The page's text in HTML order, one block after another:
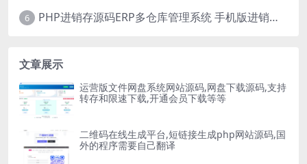
6 PHP进销存源码ERP多仓库管理系统 手机版进销存 php网络版进销存小程序
文章展示
运营版文件网盘系统网站源码,网盘下载源码,支持
转存和限速下载,开通会员下载等等
二维码在线生成平台,短链接生成php网站源码,国
外的程序需要自己翻译